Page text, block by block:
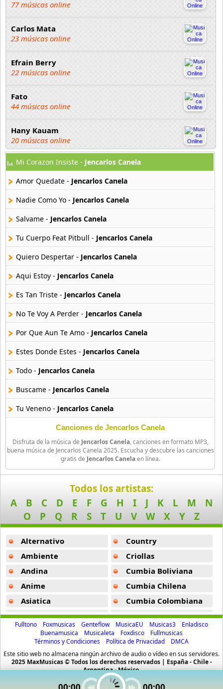
77 músicas online
Carlos Mata
23 músicas online
Efrain Berry
22 músicas online
Fato
44 músicas online
Hany Kauam
20 músicas online
Jaime Camil
18 músicas online
Jencarlos Canela
14 músicas online
56 músicas online
Jose Maria Napoleon
41 músicas online
Kika Edgar
13 músicas online
La Mafia
4 músicas online
Luis Fonsi
162 músicas online
Luis Santiago
88 músicas online
165 músicas online
Myriam Hernandez
Pablo Lopez
19 músicas online
Pablo Milanes
Paloma San Basilio
55 músicas online
Pandora
83 músicas online
15 músicas online
Tranzas
98 músicas online
Mi Corazon Insiste - Jencarlos Canela
Amor Quedate - Jencarlos Canela
Nadie Como Yo - Jencarlos Canela
Salvame - Jencarlos Canela
Tu Cuerpo Feat Pitbull - Jencarlos Canela
Quiero Despertar - Jencarlos Canela
Aqui Estoy - Jencarlos Canela
Es Tan Triste - Jencarlos Canela
No Te Voy A Perder - Jencarlos Canela
Por Que Aun Te Amo - Jencarlos Canela
Estes Donde Estes - Jencarlos Canela
Todo - Jencarlos Canela
Buscame - Jencarlos Canela
Tu Veneno - Jencarlos Canela
Canciones de Jencarlos Canela
Disfruta de la música de Jencarlos Canela, canciones en formato MP3,
buena música de Jencarlos Canela 2025. Escucha y descubre las canciones
gratis de Jencarlos Canelaen línea.
Todos los artistas:
A
B C D E F G H I J K L M
N
O
P Q R S T U V W X Y Z
Alternativo
Ambiente
Andina
Anime
Asiatica
Atevip
Bachatas
Baladas
Baladas De Oro
Country
Criollas
Cumbia Boliviana
Cumbia Chilena
Cumbia Colombiana
Cumbia Ecuatoriana
Cumbia Mexicana
Cumbia Pop
Cumbia Surena
Cumbias
Fulltono Foxmusicas Genteflow MusicaEU Musicas3
Enladisco
Buenamusica
Musicaleta Foxdisco
Fullmusicas
Términos y Condiciones
Política de Privacidad
DMCA
Este sitio web no almacena ningún archivo de audio o vídeo en sus servidores.
2025 MaxMusicas © Todos los derechos reservados | España - Chile -
Argentina - México.